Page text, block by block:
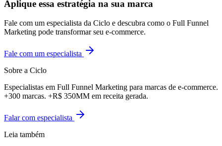
Aplique essa estratégia na sua marca
Fale com um especialista da Ciclo e descubra como o Full Funnel
Marketing pode transformar seu e-commerce.
Fale com um especialista
Sobre a Ciclo
Especialistas em Full Funnel Marketing para marcas de e-commerce.
+300 marcas. +R$ 350MM em receita gerada.
Falar com especialista
Leia também